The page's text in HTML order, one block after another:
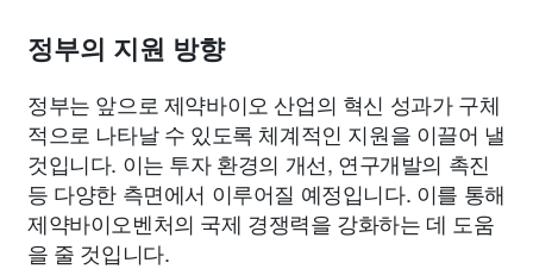
정부의 지원 방향
정부는 앞으로 제약바이오 산업의 혁신 성과가 구체
적으로 나타날 수 있도록 체계적인 지원을 이끌어 낼
것입니다. 이는 투자 환경의 개선, 연구개발의 촉진
등 다양한 측면에서 이루어질 예정입니다. 이를 통해
제약바이오벤처의 국제 경쟁력을 강화하는 데 도움
을 줄 것입니다.